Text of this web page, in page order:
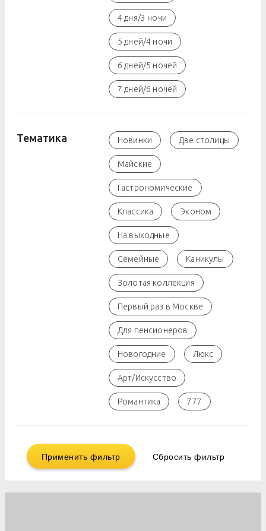
4 дня/3 ночи
5 дней/4 ночи
6 дней/5 ночей
7 дней/6 ночей
Тематика Новинки Две столицы
Майские
Гастрономические
Классика Эконом
На выходные
Семейные Каникулы
Золотая коллекция
Первый раз в Москве
Для пенсионеров
Новогодние Люкс
Арт/Искусство
Романтика 777
Применить фильтр Сбросить фильтр